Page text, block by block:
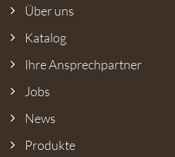
Über uns
Katalog
Ihre Ansprech­partner
Jobs
News
Produkte